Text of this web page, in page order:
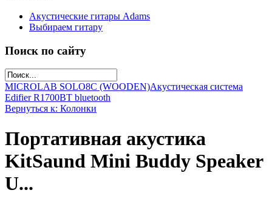
Акустические гитары Adams
Выбираем гитару
Поиск по сайту
MICROLAB SOLO8C (WOODEN)Акустическая система
Edifier R1700BT bluetooth
Вернуться к: Колонки
Портативная акустика
KitSaund Mini Buddy Speaker
U...